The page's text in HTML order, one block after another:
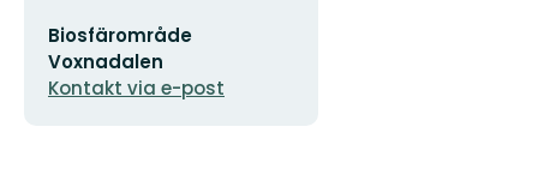
postadress
Biosfärområde
Voxnadalen
Kontakt via e-post